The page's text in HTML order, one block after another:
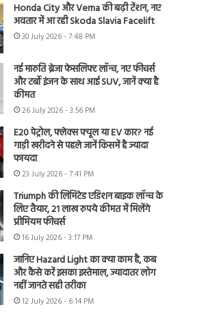
Honda City और Verna की बढ़ी टेंशन, नए
अवतार में आ रही Skoda Slavia Facelift
30 July 2026 - 7:48 PM
नई मारुति ब्रेजा फेसलिफ्ट लॉन्च, नए फीचर्स
और टर्बो इंजन के साथ आई SUV, जानें क्या है
कीमत
26 July 2026 - 3:56 PM
E20 पेट्रोल, फ्लेक्स फ्यूल या EV कार? नई
गाड़ी खरीदने से पहले जानें किसमें है ज्यादा
फायदा
23 July 2026 - 7:41 PM
Triumph की लिमिटेड एडिशन बाइक लॉन्च के
लिए तैयार, 21 लाख रुपये कीमत में मिलेंगे
प्रीमियम फीचर्स
16 July 2026 - 3:17 PM
जानिए Hazard Light का क्या काम है, कब
और कैसे करें इसका इस्तेमाल, ज्यादातर लोग
नहीं जानते सही तरीका
12 July 2026 - 6:14 PM